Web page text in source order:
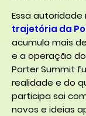
Essa
trajetória da
acumula mais
e a operação
Porter Summit
realidade e do
participa sai
novos e ideias